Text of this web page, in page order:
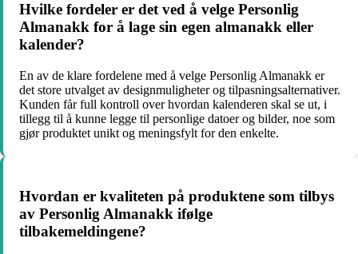
Hvilke fordeler er det ved å velge Personlig
Almanakk for å lage sin egen almanakk eller
kalender?
En av de klare fordelene med å velge Personlig Almanakk er
det store utvalget av designmuligheter og tilpasningsalternativer.
Kunden får full kontroll over hvordan kalenderen skal se ut, i
tillegg til å kunne legge til personlige datoer og bilder, noe som
gjør produktet unikt og meningsfylt for den enkelte.
Hvordan er kvaliteten på produktene som tilbys
av Personlig Almanakk ifølge
tilbakemeldingene?